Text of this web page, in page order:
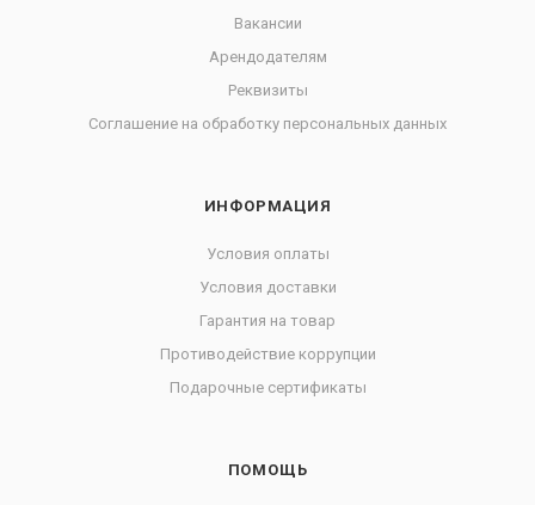
Вакансии
Арендодателям
Реквизиты
Соглашение на обработку персональных данных
ИНФОРМАЦИЯ
Условия оплаты
Условия доставки
Гарантия на товар
Противодействие коррупции
Подарочные сертификаты
ПОМОЩЬ